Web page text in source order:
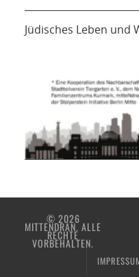
Jüdisches Leben und
© 2026
MITTENDRAN. ALLE
RECHTE
VORBEHALTEN.